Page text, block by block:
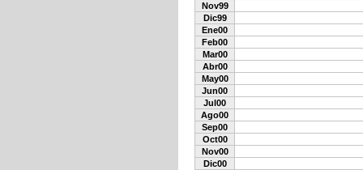
Nov99
Dic99
Ene00
Feb00
Mar00
Abr00
May00
Jun00
Jul00
Ago00
Sep00
Oct00
Nov00
Dic00